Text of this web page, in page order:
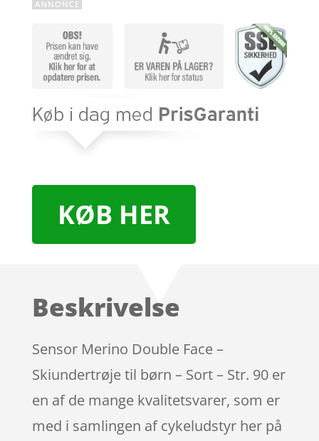
KØB HER
Beskrivelse
Sensor Merino Double Face –
Skiundertrøje til børn – Sort – Str. 90 er
en af de mange kvalitetsvarer, som er
med i samlingen af cykeludstyr her på